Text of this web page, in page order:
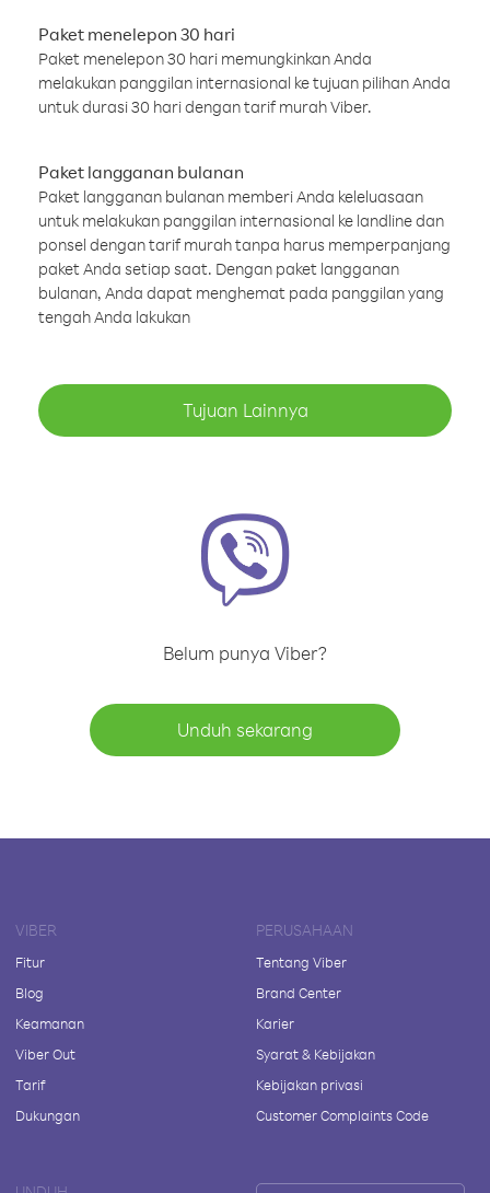
Paket menelepon 30 hari
Paket menelepon 30 hari memungkinkan Anda
melakukan panggilan internasional ke tujuan pilihan Anda
untuk durasi 30 hari dengan tarif murah Viber.
Paket langganan bulanan
Paket langganan bulanan memberi Anda keleluasaan
untuk melakukan panggilan internasional ke landline dan
ponsel dengan tarif murah tanpa harus memperpanjang
paket Anda setiap saat. Dengan paket langganan
bulanan, Anda dapat menghemat pada panggilan yang
tengah Anda lakukan
Tujuan Lainnya
Belum punya Viber?
Unduh sekarang
VIBER
Fitur
Blog
Keamanan
Viber Out
Tarif
Dukungan
PERUSAHAAN
Tentang Viber
Brand Center
Karier
Syarat & Kebijakan
Kebijakan privasi
Customer Complaints Code